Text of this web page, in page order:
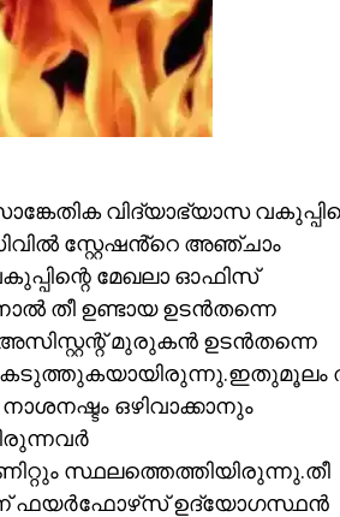
വിദ്യാഭ്യാസ
സ്റ്റേഷൻ്റെ അഞ്ചാം
മേഖലാ ഓഫിസ്
തീ ഉണ്ടായ ഉടന്‍തന്നെ
മുരുകന്‍ ഉടന്‍തന്നെ
ഒഴിവാക്കാനും
സ്ഥലത്തെത്തിയിരുന്നു.തീ
ഫയര്‍ഫോഴ്‌സ് ഉദ്യോഗസ്ഥന്‍